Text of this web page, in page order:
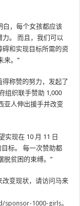
白，每个女孩都应该
。 而且，我们可以
和实现目标所需的资
来。”
称赞的努力，发起了
组织联手赞助 1,000
亚人伸出援手并改变
实现在 10 月 11 日
目标。 每一次赞助都
脱贫困的束缚。”
变现状，请访问马来
sponsor-1000-girls。